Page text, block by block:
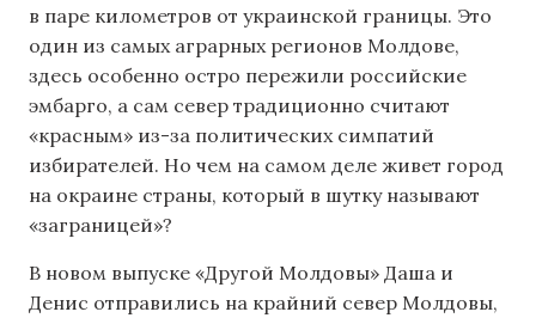
в паре километров от украинской границы. Это
один из самых аграрных регионов Молдове,
здесь особенно остро пережили российские
эмбарго, а сам север традиционно считают
«красным» из-за политических симпатий
избирателей. Но чем на самом деле живет город
на окраине страны, который в шутку называют
«заграницей»?
В новом выпуске «Другой Молдовы» Даша и
Денис отправились на крайний север Молдовы,